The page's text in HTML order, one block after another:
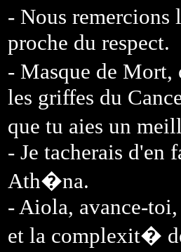
- Nous
proche du respect.
- Masque de
les griffes du
que tu aies un
- Je tacherais d'en
Ath�na.
- Aiola, avance-
et la complexit�